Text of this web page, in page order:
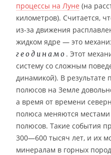
процессы на Луне (на
километров). Считается,
из-за движения
жидком ядре — это
геодинамо . Этот
систему со сложным
динамикой). В результате
полюсов на Земле
а время от времени
полюса меняются
полюсов. Такие события
300—600 тысяч лет, и их
минералам в горных